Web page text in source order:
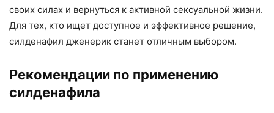
своих силах и вернуться к активной сексуальной жизни.
Для тех, кто ищет доступное и эффективное решение,
силденафил дженерик станет отличным выбором.
Рекомендации по применению
силденафила